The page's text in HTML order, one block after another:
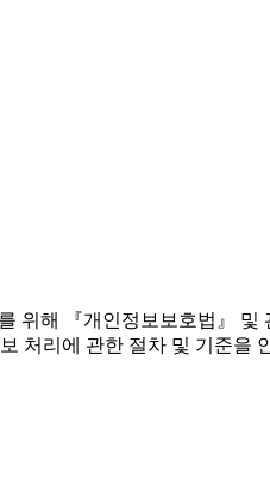
위해 『개인정보보호법』
처리에 관한 절차 및 기준